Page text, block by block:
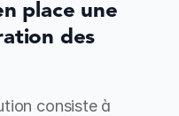
place une
des
consiste à